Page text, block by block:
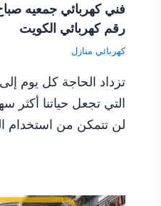
رقم كهربائي الكويت
كهربائي منازل
تزداد الحاجة كل يوم إلى
التي تجعل حياتنا أكثر
لن تتمكن من استخدام